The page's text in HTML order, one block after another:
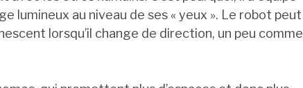
lumineux au niveau de ses « yeux ». Le robot peut
lorsqu’il change de direction, un peu comme